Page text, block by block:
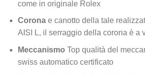
come in originale Rolex
Coronae canotto della tale
AISI L, il serraggio della corona è a
Meccanismo Top qualità del
swiss automatico certificato